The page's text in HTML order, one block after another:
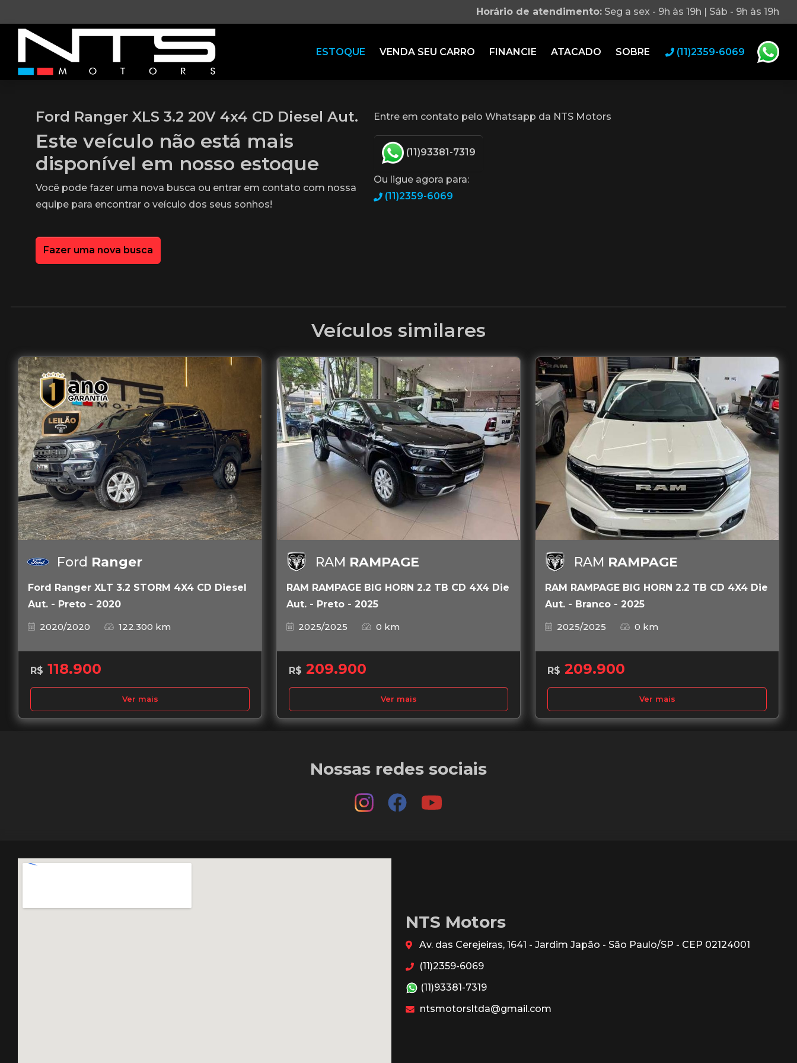
Horário de atendimento: Seg a sex - 9h às 19h | Sáb - 9h às 19h
ESTOQUE VENDA SEU CARRO FINANCIE ATACADO SOBRE (11)2359-6069
Ford Ranger XLS 3.2 20V 4x4 CD Diesel Aut.
Este veículo não está mais
disponível em nosso estoque
Você pode fazer uma nova busca ou entrar em contato com nossa
equipe para encontrar o veículo dos seus sonhos!
Fazer uma nova busca
Entre em contato pelo Whatsapp da NTS Motors
(11)93381-7319
Ou ligue agora para:
(11)2359-6069
Veículos similares
Ford Ranger
Ford Ranger XLT 3.2 STORM 4X4 CD Diesel
Aut. - Preto - 2020
2020/2020
122.300 km
R$ 118.900
Ver mais
RAM RAMPAGE
RAM RAMPAGE BIG HORN 2.2 TB CD 4X4 Die
Aut. - Preto - 2025
2025/2025
0 km
R$ 209.900
Ver mais
RAM RAMPAGE
RAM RAMPAGE BIG HORN 2.2 TB CD 4X4 Die
Aut. - Branco - 2025
2025/2025
0 km
R$ 209.900
Ver mais
Nossas redes sociais
NTS Motors
Av. das Cerejeiras, 1641 - Jardim Japão - São Paulo/SP - CEP 02124001
(11)2359-6069
(11)93381-7319
ntsmotorsltda@gmail.com